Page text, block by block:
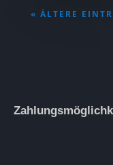
« ÄLTERE